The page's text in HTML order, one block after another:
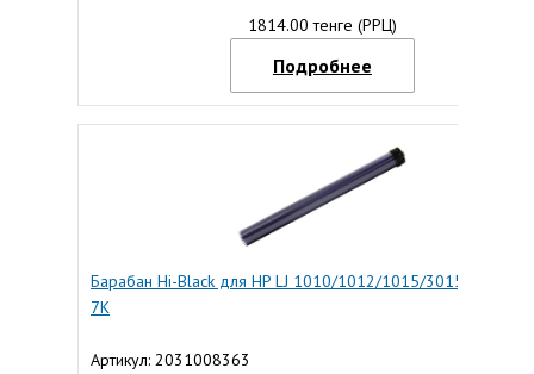
1814.00 тенге (РРЦ)
Подробнее
Барабан Hi-Black для HP LJ 1010/1012/1015/3015, Long
7K
Артикул: 2031008363